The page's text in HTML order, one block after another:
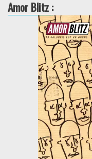
Amor Blitz :